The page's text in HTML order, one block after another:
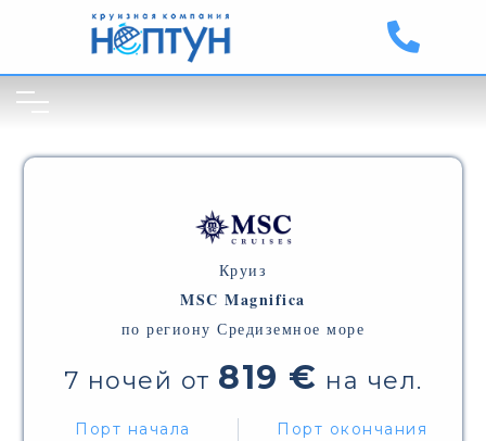
Круиз
MSC Magnifica
по региону Средиземное море
7 ночей от 819 € на чел.
Порт начала
Порт окончания